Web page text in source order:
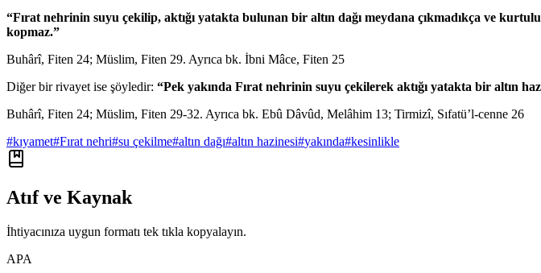
“Fırat nehrinin suyu çekilip, aktığı yatakta bulunan bir altın dağı meydana çıkmadıkça ve
kopmaz.”
Buhârî, Fiten 24; Müslim, Fiten 29. Ayrıca bk. İbni Mâce, Fiten 25
Diğer bir rivayet ise şöyledir: “Pek yakında Fırat nehrinin suyu çekilerek aktığı yatakta bir altın
Buhârî, Fiten 24; Müslim, Fiten 29-32. Ayrıca bk. Ebû Dâvûd, Melâhim 13; Tirmizî, Sıfatü’l-cenne 26
#kıyamet#Fırat nehri#su çekilme#altın dağı#altın hazinesi#yakında#kesinlikle
Atıf ve Kaynak
İhtiyacınıza uygun formatı tek tıkla kopyalayın.
APA